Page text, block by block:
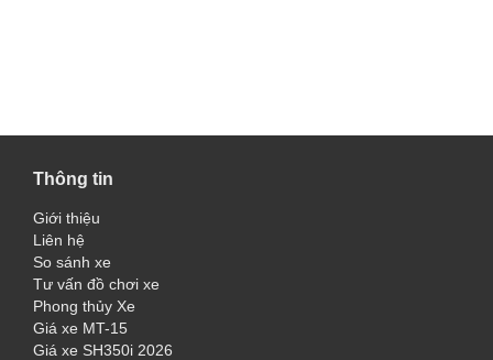
Thông tin
Giới thiệu
Liên hệ
So sánh xe
Tư vấn đồ chơi xe
Phong thủy Xe
Giá xe MT-15
Giá xe SH350i 2026